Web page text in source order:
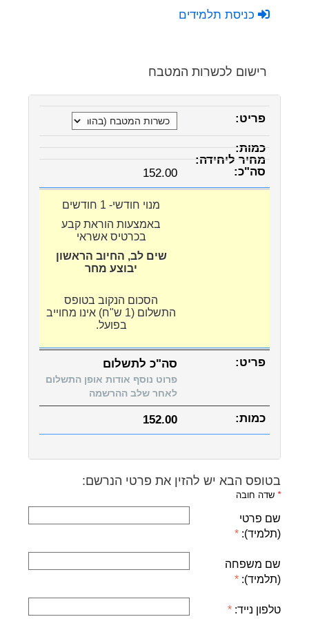
כניסת תלמידים
רישום לכשרות המטבח
152.00
מנוי חודשי- 1 חודשים
באמצעות הוראת קבע
בכרטיס אשראי
שים לב, החיוב הראשון
יבוצע מחר
הסכום הנקוב בטופס
התשלום (1 ש"ח) אינו מחוייב
בפועל.
סה"כ לתשלום
פרוט נוסף אודות אופן התשלום
לאחר שלב ההרשמה
152.00
בטופס הבא יש להזין את פרטי הנרשם:
* שדה חובה
שם פרטי
(תלמיד):
שם משפחה
(תלמיד):
טלפון נייד: